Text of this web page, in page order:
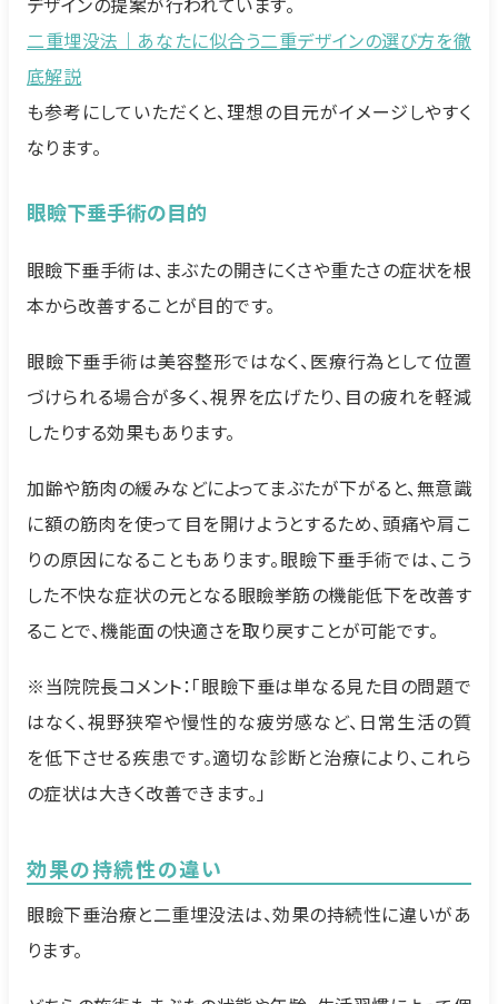
二重埋没法｜あなたに似合う二重デザインの選び方を徹
底解説
も参考にしていただくと、理想の目元がイメージしやすく
なります。
眼瞼下垂手術の目的
眼瞼下垂手術は、まぶたの開きにくさや重たさの症状を根
本から改善することが目的です。
眼瞼下垂手術は美容整形ではなく、医療行為として位置
づけられる場合が多く、視界を広げたり、目の疲れを軽減
したりする効果もあります。
加齢や筋肉の緩みなどによってまぶたが下がると、無意識
に額の筋肉を使って目を開けようとするため、頭痛や肩こ
りの原因になることもあります。眼瞼下垂手術では、こう
した不快な症状の元となる眼瞼挙筋の機能低下を改善す
ることで、機能面の快適さを取り戻すことが可能です。
※当院院長コメント：「眼瞼下垂は単なる見た目の問題で
はなく、視野狭窄や慢性的な疲労感など、日常生活の質
を低下させる疾患です。適切な診断と治療により、これら
の症状は大きく改善できます。」
効果の持続性の違い
眼瞼下垂治療と二重埋没法は、効果の持続性に違いがあ
ります。